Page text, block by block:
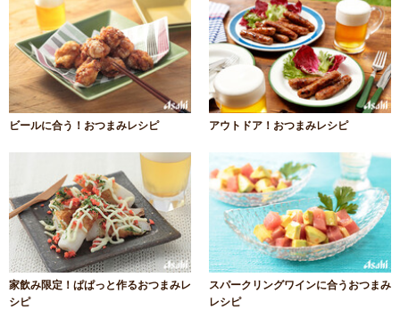
ビールに合う！おつまみレシピ アウトドア！おつまみレシピ
家飲み限定！ぱぱっと作るおつまみレ
シピ
スパークリングワインに合うおつまみ
レシピ